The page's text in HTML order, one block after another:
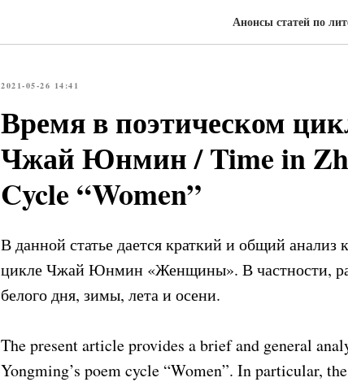
Анонсы статей по
2021-05-26 14:41
Время в поэтическом
Чжай Юнмин / Time in
Cycle “Women”
В данной статье дается краткий и общий анализ
цикле Чжай Юнмин «Женщины». В частности,
белого дня, зимы, лета и осени.
The present article provides a brief and general
Yongming’s poem cycle “Women”. In particular,